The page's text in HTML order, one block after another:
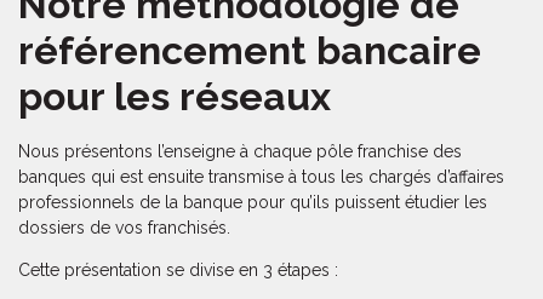
référencement bancaire
pour les réseaux
Nous présentons l’enseigne à chaque pôle franchise des
banques qui est ensuite transmise à tous les chargés d’affaires
professionnels de la banque pour qu’ils puissent étudier les
dossiers de vos franchisés.
Cette présentation se divise en 3 étapes :